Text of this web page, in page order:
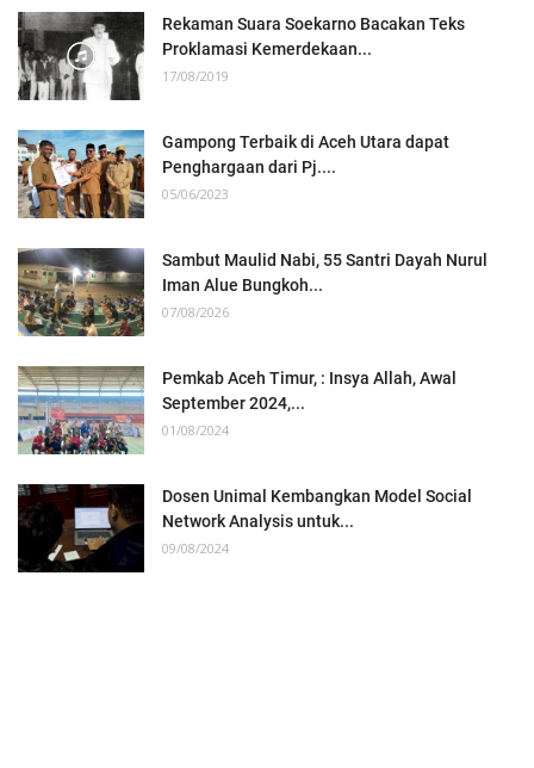
Rekaman Suara Soekarno Bacakan Teks
Proklamasi Kemerdekaan...
17/08/2019
Gampong Terbaik di Aceh Utara dapat
Penghargaan dari Pj....
05/06/2023
Sambut Maulid Nabi, 55 Santri Dayah Nurul
Iman Alue Bungkoh...
07/08/2026
Pemkab Aceh Timur, : Insya Allah, Awal
September 2024,...
01/08/2024
Dosen Unimal Kembangkan Model Social
Network Analysis untuk...
09/08/2024